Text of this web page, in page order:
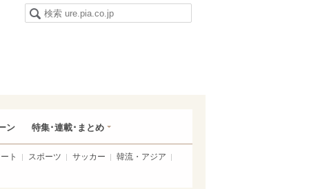
ン 特集･連載･まとめ
ト スポーツ サッカー 韓流・アジア